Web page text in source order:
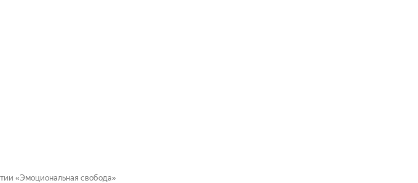
«Эмоциональная свобода»